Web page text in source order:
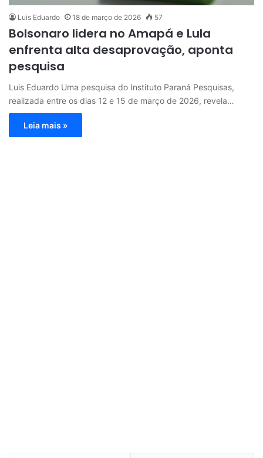
Luis Eduardo 18 de março de 2026 57
Bolsonaro lidera no Amapá e Lula
enfrenta alta desaprovação, aponta
pesquisa
Luis Eduardo Uma pesquisa do Instituto Paraná Pesquisas,
realizada entre os dias 12 e 15 de março de 2026, revela…
Leia mais »